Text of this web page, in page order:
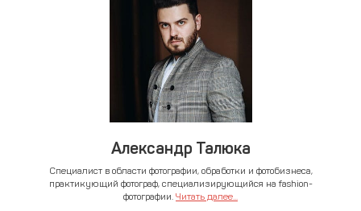
Александр Талюка
Cпециалист в области фотографии, обработки и фотобизнеса,
практикующий фотограф, специализирующийся на fashion-
фотографии. Читать далее...